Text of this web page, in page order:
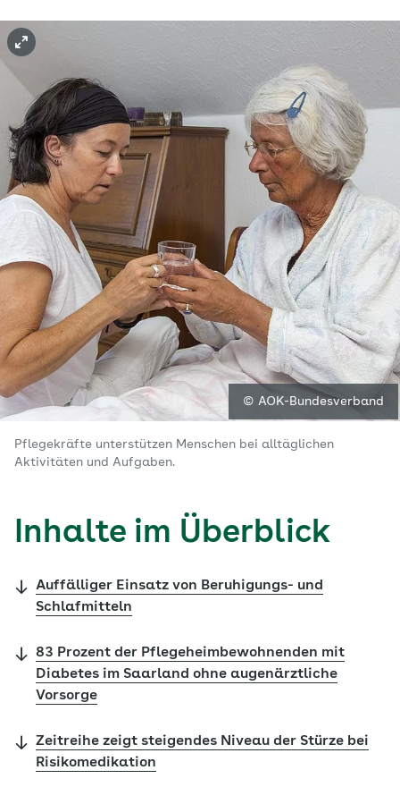
© AOK-Bundesverband
Pflegekräfte unterstützen Menschen bei alltäglichen
Aktivitäten und Aufgaben.
Inhalte im Überblick
Auffälliger Einsatz von Beruhigungs- und
Schlafmitteln
83 Prozent der Pflegeheimbewohnenden mit
Diabetes im Saarland ohne augenärztliche
Vorsorge
Zeitreihe zeigt steigendes Niveau der Stürze bei
Risikomedikation